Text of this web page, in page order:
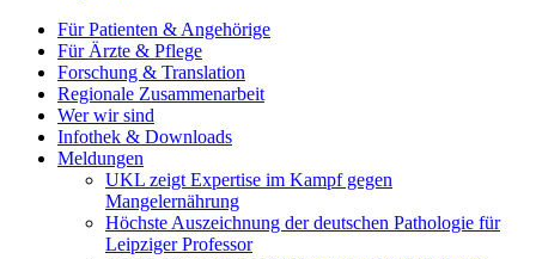
Für Patienten & Angehörige
Für Ärzte & Pflege
Forschung & Translation
Regionale Zusammenarbeit
Wer wir sind
Infothek & Downloads
Meldungen
UKL zeigt Expertise im Kampf gegen
Mangelernährung
Höchste Auszeichnung der deutschen Pathologie für
Leipziger Professor